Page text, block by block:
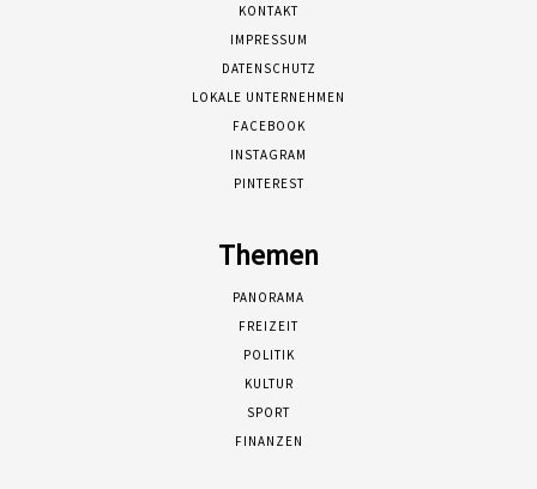
KONTAKT
IMPRESSUM
DATENSCHUTZ
LOKALE UNTERNEHMEN
FACEBOOK
INSTAGRAM
PINTEREST
Themen
PANORAMA
FREIZEIT
POLITIK
KULTUR
SPORT
FINANZEN